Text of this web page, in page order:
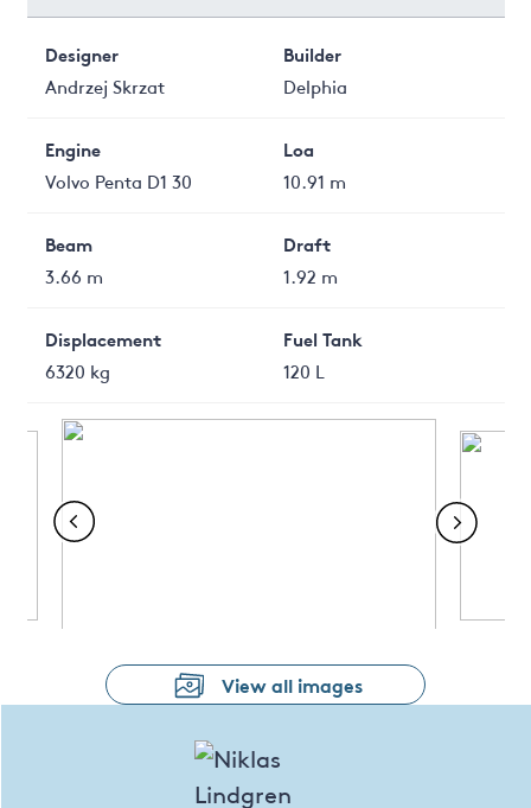
Designer
Andrzej Skrzat
Builder
Delphia
Engine
Volvo Penta D1 30
Loa
10.91 m
Beam
3.66 m
Draft
1.92 m
Displacement
6320 kg
Fuel Tank
120 L
View all images